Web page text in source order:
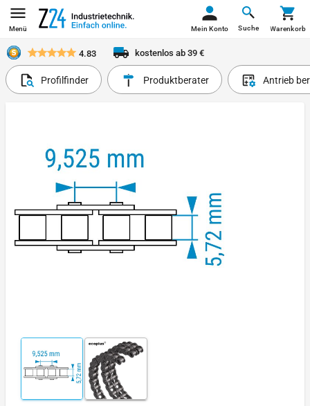
Menü Suche
Mein Konto Warenkorb
4.83 kostenlos ab 39 €
Profilfinder Produktberater Antrieb